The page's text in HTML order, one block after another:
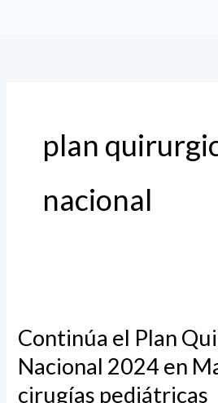
plan
nacional
Continúa el Plan
Nacional 2024 en
cirugías pediátricas
Plan
Quirúrgico